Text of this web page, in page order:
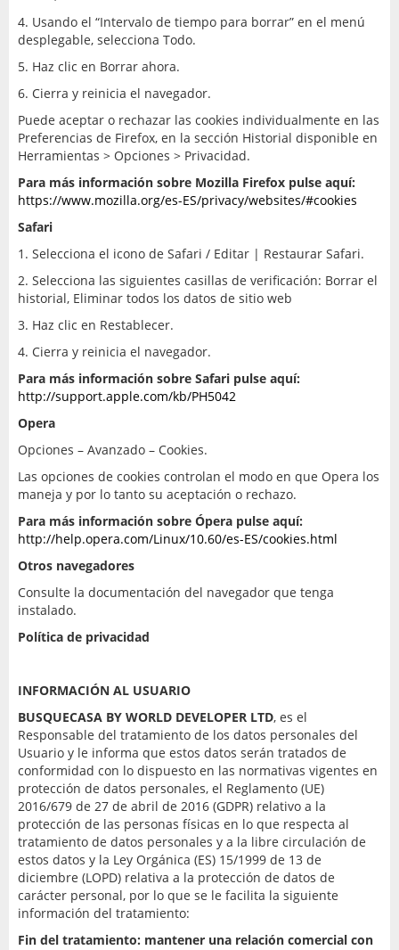
4. Usando el “Intervalo de tiempo para borrar” en el menú
desplegable, selecciona Todo.
5. Haz clic en Borrar ahora.
6. Cierra y reinicia el navegador.
Puede aceptar o rechazar las cookies individualmente en las
Preferencias de Firefox, en la sección Historial disponible en
Herramientas > Opciones > Privacidad.
Para más información sobre Mozilla Firefox pulse aquí:
https://www.mozilla.org/es-ES/privacy/websites/#cookies
Safari
1. Selecciona el icono de Safari / Editar | Restaurar Safari.
2. Selecciona las siguientes casillas de verificación: Borrar el
historial, Eliminar todos los datos de sitio web
3. Haz clic en Restablecer.
4. Cierra y reinicia el navegador.
Para más información sobre Safari pulse aquí:
http://support.apple.com/kb/PH5042
Opera
Opciones – Avanzado – Cookies.
Las opciones de cookies controlan el modo en que Opera los
maneja y por lo tanto su aceptación o rechazo.
Para más información sobre Ópera pulse aquí:
http://help.opera.com/Linux/10.60/es-ES/cookies.html
Otros navegadores
Consulte la documentación del navegador que tenga
instalado.
Política de privacidad
INFORMACIÓN AL USUARIO
BUSQUECASA BY WORLD DEVELOPER LTD, es el
Responsable del tratamiento de los datos personales del
Usuario y le informa que estos datos serán tratados de
conformidad con lo dispuesto en las normativas vigentes en
protección de datos personales, el Reglamento (UE)
2016/679 de 27 de abril de 2016 (GDPR) relativo a la
protección de las personas físicas en lo que respecta al
tratamiento de datos personales y a la libre circulación de
estos datos y la Ley Orgánica (ES) 15/1999 de 13 de
diciembre (LOPD) relativa a la protección de datos de
carácter personal, por lo que se le facilita la siguiente
información del tratamiento:
Fin del tratamiento: mantener una relación comercial con